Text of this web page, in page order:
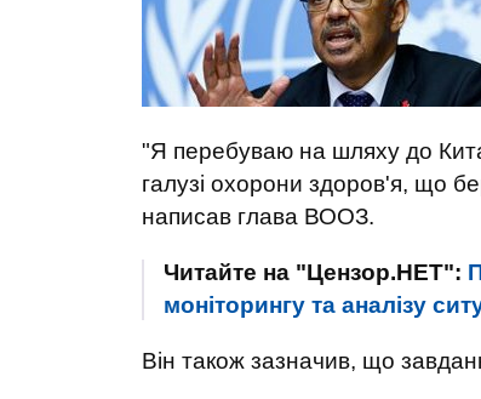
"Я перебуваю на шляху до
галузі охорони здоров'я, що
написав глава ВООЗ.
Читайте на "Цензор.НЕТ":
моніторингу та аналізу
Він також зазначив, що